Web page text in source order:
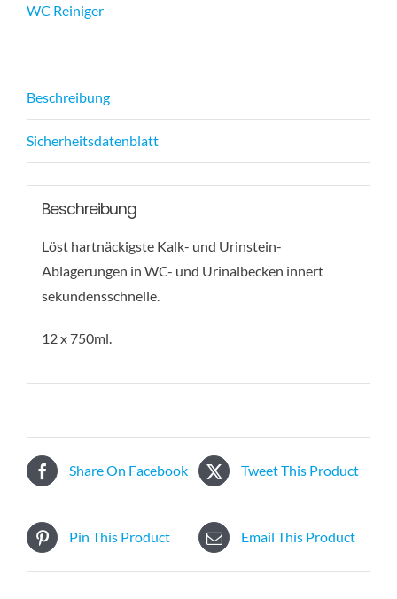
WC Reiniger
Beschreibung
Sicherheitsdatenblatt
Beschreibung
Löst hartnäckigste Kalk- und Urinstein-
Ablagerungen in WC- und Urinalbecken innert
sekundensschnelle.
12 x 750ml.
Share On Facebook Tweet This Product
Pin This Product Email This Product